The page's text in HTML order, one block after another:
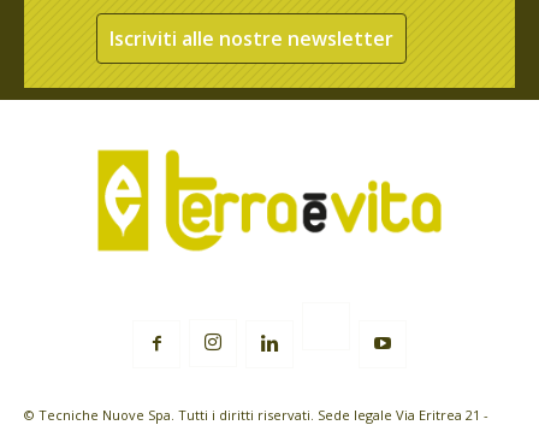
Iscriviti alle nostre newsletter
© Tecniche Nuove Spa. Tutti i diritti riservati. Sede legale Via Eritrea 21 -